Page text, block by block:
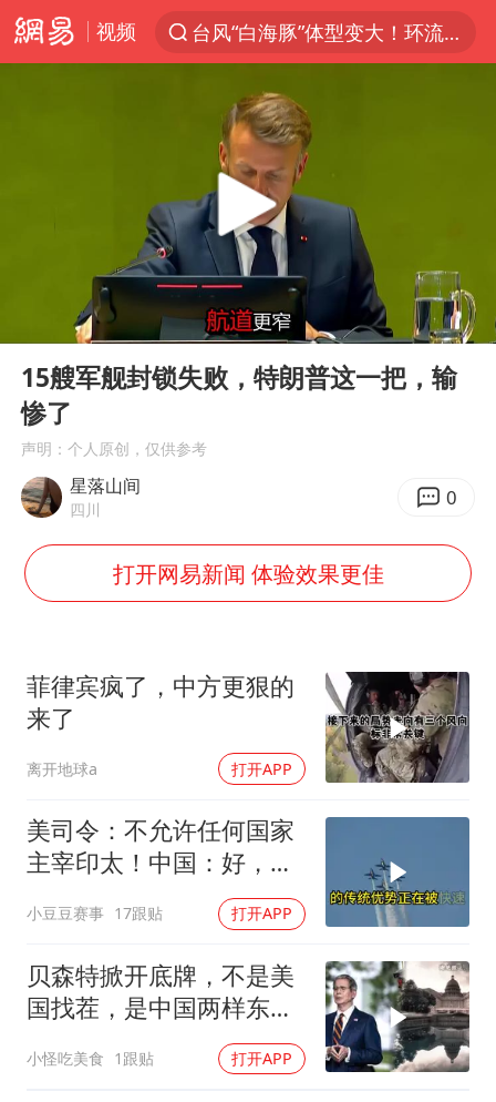
视频
台风“白海豚”体型变大！环流面积接近13个浙江那么大
汪峰阻止14岁女儿买大牌
泰国校园枪击案死亡人数升至7人
陕西省委书记赶赴柞水县杏坪镇
女孩摆摊卖菌子时收到北大通知书
四川宜宾市高县发生4.9级地震
河南某医院2.33亿工程串标案细节披露
男子杀人后逃进深山21年活得像野人
公司“上四休三”但要降薪1000元
A股收盘：三大指数均涨超1%
朱雨玲晋级WTT横滨冠军赛女单八强
Play
00:00 07:35
15艘军舰封锁失败，特朗普这一把，输
惨了
声明：个人原创，仅供参考
星落山间
四川 0
打开网易新闻 体验效果更佳
菲律宾疯了，中方更狠的
来了
离开地球a 打开APP
美司令：不允许任何国家
主宰印太！中国：好，轰
6N就挂一枚弹升空
小豆豆赛事 17跟贴 打开APP
贝森特掀开底牌，不是美
国找茬，是中国两样东
小怪吃美食 1跟贴 打开APP